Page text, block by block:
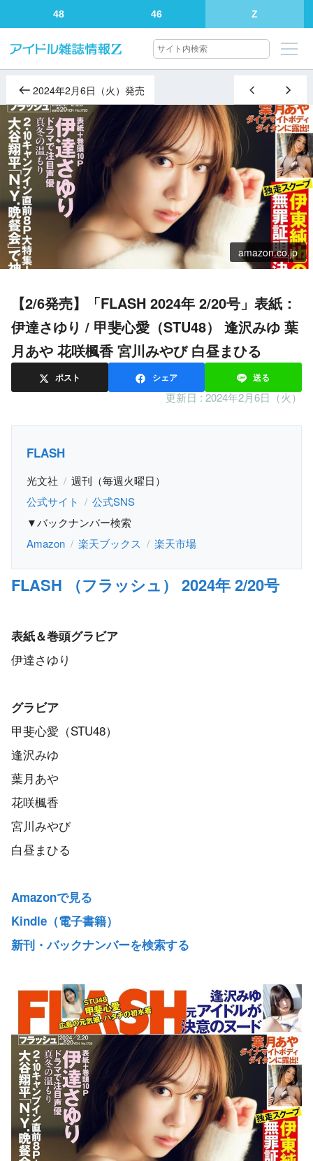
48 46 Z
2024年2月6日（火）発売
amazon.co.jp
【2/6発売】「FLASH 2024年 2/20号」表紙：
伊達さゆり / 甲斐心愛（STU48） 逢沢みゆ 葉
月あや 花咲楓香 宮川みやび 白昼まひる
ポスト シェア 送る
更新日 : 2024年2月6日（火）
FLASH
光文社
週刊（毎週火曜日）
公式サイト
公式SNS
▼バックナンバー検索
Amazon
楽天ブックス 楽天市場
FLASH （フラッシュ） 2024年 2/20号
表紙＆巻頭グラビア
伊達さゆり
グラビア
甲斐心愛（STU48）
逢沢みゆ
葉月あや
花咲楓香
宮川みやび
白昼まひる
Amazonで見る
Kindle（電子書籍）
新刊・バックナンバーを検索する